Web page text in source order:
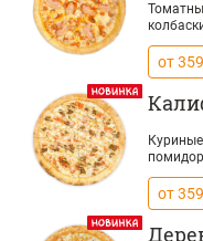
от
от